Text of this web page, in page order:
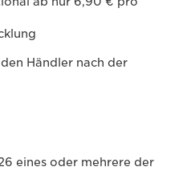
Händler​ nach der
eines oder mehrere der